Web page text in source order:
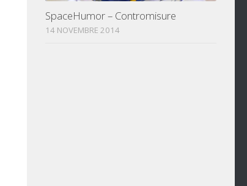
SpaceHumor – Contromisure
14 NOVEMBRE 2014